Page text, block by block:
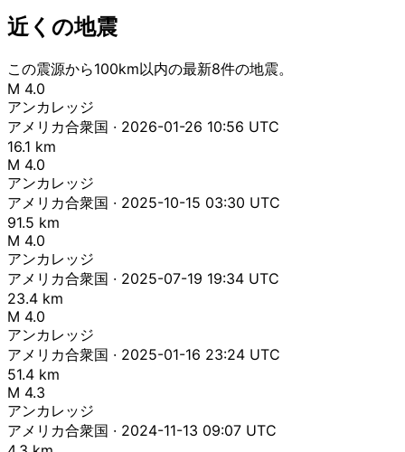
近くの地震
この震源から100km以内の最新8件の地震。
M 4.0
アンカレッジ
アメリカ合衆国 · 2026-01-26 10:56 UTC
16.1 km
M 4.0
アンカレッジ
アメリカ合衆国 · 2025-10-15 03:30 UTC
91.5 km
M 4.0
アンカレッジ
アメリカ合衆国 · 2025-07-19 19:34 UTC
23.4 km
M 4.0
アンカレッジ
アメリカ合衆国 · 2025-01-16 23:24 UTC
51.4 km
M 4.3
アンカレッジ
アメリカ合衆国 · 2024-11-13 09:07 UTC